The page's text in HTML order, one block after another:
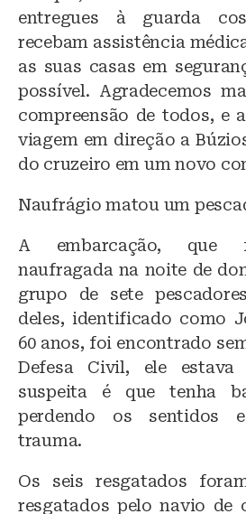
entregues à guarda
recebam assistência
as suas casas em
possível. Agradecemos
compreensão de todos, e
viagem em direção a
do cruzeiro em um novo
Naufrágio matou um
A embarcação, que
naufragada na noite de
grupo de sete
deles, identificado como
60 anos, foi encontrado
Defesa Civil, ele
suspeita é que tenha
perdendo os sentidos
trauma.
Os seis resgatados
resgatados pelo navio de